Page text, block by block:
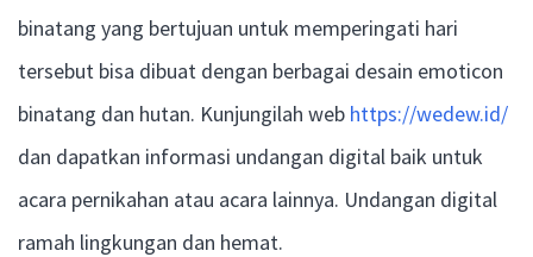
binatang yang bertujuan untuk memperingati hari
tersebut bisa dibuat dengan berbagai desain emoticon
binatang dan hutan. Kunjungilah web https://wedew.id/
dan dapatkan informasi undangan digital baik untuk
acara pernikahan atau acara lainnya. Undangan digital
ramah lingkungan dan hemat.